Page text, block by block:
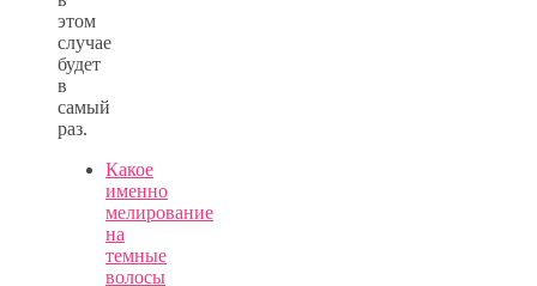
этом
случае
будет
в
самый
раз.
Какое
именно
мелирование
на
темные
волосы